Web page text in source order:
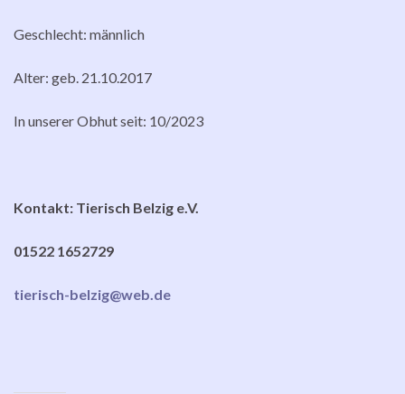
Geschlecht: männlich
Alter: geb. 21.10.2017
In unserer Obhut seit: 10/2023
Kontakt: Tierisch Belzig e.V.
01522 1652729
tierisch-belzig@web.de